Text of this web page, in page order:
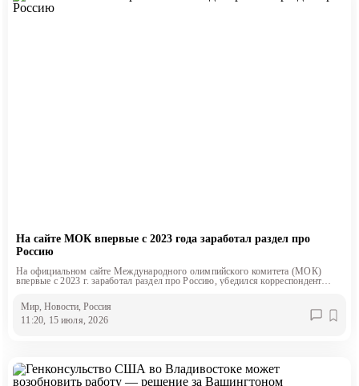
На сайте МОК впервые с 2023 года заработал раздел про
Россию
На официальном сайте Международного олимпийского комитета (МОК)
впервые с 2023 г. заработал раздел про Россию, убедился корреспондент
Мир , Новости , Россия
11:20, 15 июля, 2026